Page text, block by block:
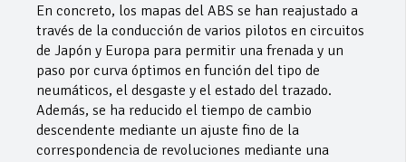
En concreto, los mapas del ABS se han reajustado a
través de la conducción de varios pilotos en circuitos
de Japón y Europa para permitir una frenada y un
paso por curva óptimos en función del tipo de
neumáticos, el desgaste y el estado del trazado.
Además, se ha reducido el tiempo de cambio
descendente mediante un ajuste fino de la
correspondencia de revoluciones mediante una